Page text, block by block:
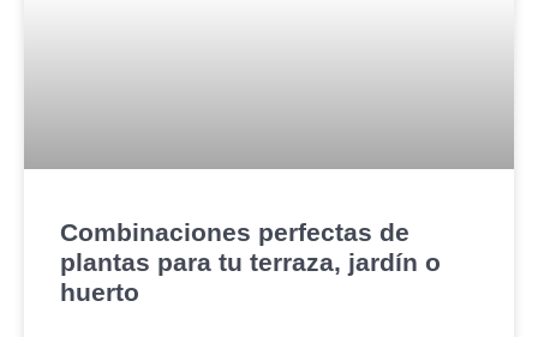
Combinaciones perfectas de
plantas para tu terraza, jardín o
huerto